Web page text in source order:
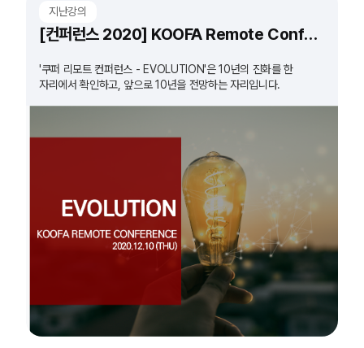
지난강의
[컨퍼런스 2020] KOOFA Remote Conference 'EVOLUTION'
'쿠퍼 리모트 컨퍼런스 - EVOLUTION'은 10년의 진화를 한
자리에서 확인하고, 앞으로 10년을 전망하는 자리입니다.